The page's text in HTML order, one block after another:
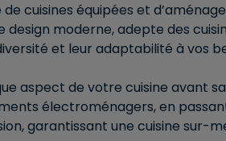
cuisines équipées et
moderne, adepte des
et leur adaptabilité à vos
aspect de votre cuisine avant
électroménagers, en
garantissant une cuisine